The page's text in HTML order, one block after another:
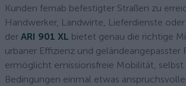
Kunden fernab befestigter Straßen zu
Handwerker, Landwirte, Lieferdienste
der ARI 901 XL bietet genau die richtige
urbaner Effizienz und geländeangepasster
ermöglicht emissionsfreie Mobilität, selbst
Bedingungen einmal etwas